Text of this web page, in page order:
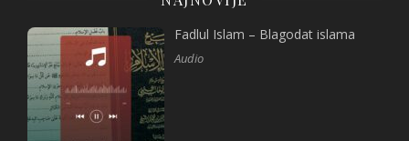
Fadlul Islam – Blagodat islama
Audio